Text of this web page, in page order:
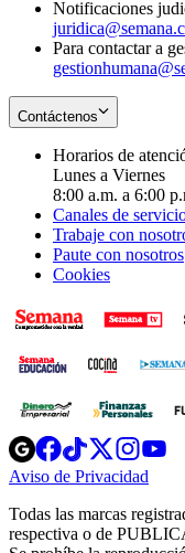
Notificaciones
Para contactar a
Contáctenos
Horarios de
Lunes a Viernes
8:00 a.m. a 6:00
Canales de
Trabaje con
Paute con nosotros
Cookies
Opens
in
new
Opens
in
new
Opens
in
new
window
Opens
new
Aviso de Privacidad
new
Todas las marcas
respectiva o de